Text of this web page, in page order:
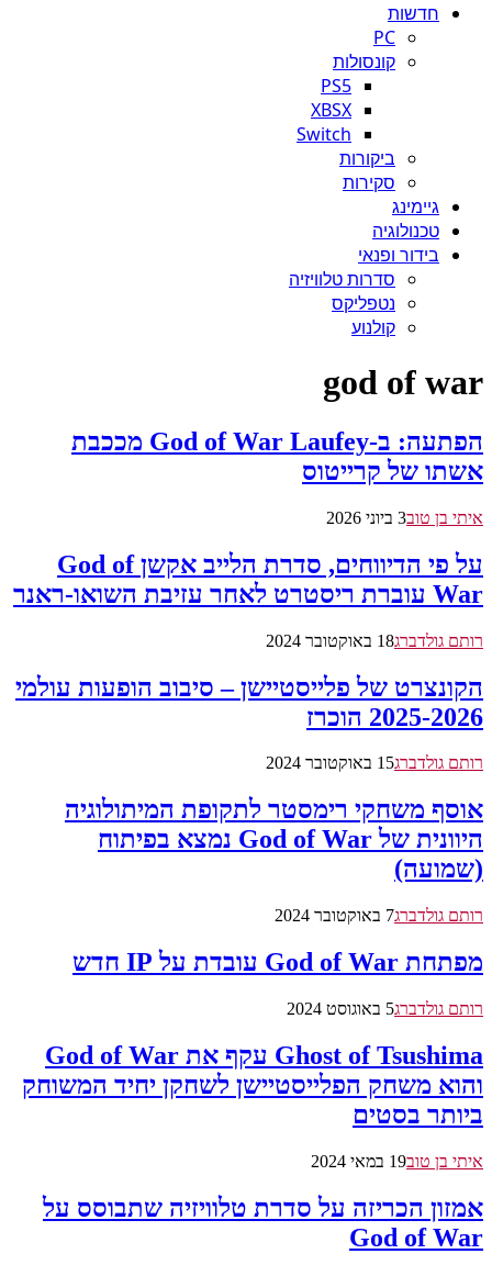
חדשות
PC
קונסולות
PS5
XBSX
Switch
ביקורות
סקירות
גיימינג
טכנולוגיה
בידור ופנאי
סדרות טלוויזיה
נטפליקס
קולנוע
god of war
הפתעה: ב-God of War Laufey מככבת
אשתו של קרייטוס
איתי בן טוב3 ביוני 2026
על פי הדיווחים, סדרת הלייב אקשן God of
War עוברת ריסטרט לאחר עזיבת השואו-ראנר
רותם גולדברג18 באוקטובר 2024
הקונצרט של פלייסטיישן – סיבוב הופעות עולמי
2025-2026 הוכרז
רותם גולדברג15 באוקטובר 2024
אוסף משחקי רימסטר לתקופת המיתולוגיה
היוונית של God of War נמצא בפיתוח
(שמועה)
רותם גולדברג7 באוקטובר 2024
מפתחת God of War עובדת על IP חדש
רותם גולדברג5 באוגוסט 2024
Ghost of Tsushima עקף את God of War
והוא משחק הפלייסטיישן לשחקן יחיד המשוחק
ביותר בסטים
איתי בן טוב19 במאי 2024
אמזון הכריזה על סדרת טלוויזיה שתבוסס על
God of War